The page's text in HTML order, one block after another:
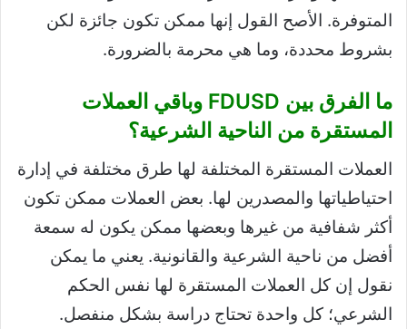
المتوفرة. الأصح القول إنها ممكن تكون جائزة لكن
بشروط محددة، وما هي محرمة بالضرورة.
ما الفرق بين FDUSD وباقي العملات
المستقرة من الناحية الشرعية؟
العملات المستقرة المختلفة لها طرق مختلفة في إدارة
احتياطياتها والمصدرين لها. بعض العملات ممكن تكون
أكثر شفافية من غيرها وبعضها ممكن يكون له سمعة
أفضل من ناحية الشرعية والقانونية. يعني ما يمكن
نقول إن كل العملات المستقرة لها نفس الحكم
الشرعي؛ كل واحدة تحتاج دراسة بشكل منفصل.